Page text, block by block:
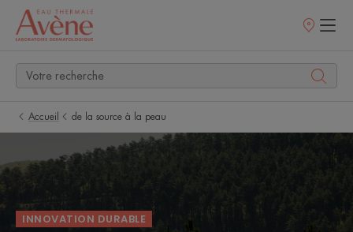
Points
Accueil de la source à la peau
INNOVATION DURABLE